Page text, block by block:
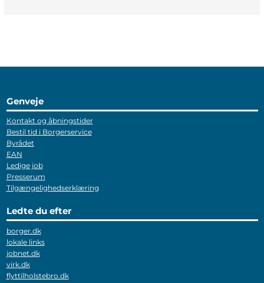
Genveje
Kontakt og åbningstider
Bestil tid i Borgerservice
Byrådet
EAN
Ledige job
Presserum
Tilgængelighedserklæring
Ledte du efter
borger.dk
lokale links
jobnet.dk
virk.dk
flyttilholstebro.dk